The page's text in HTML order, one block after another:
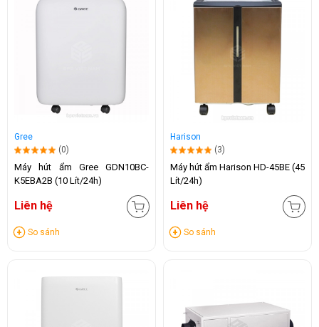
Gree
(0)
Máy hút ẩm Gree GDN10BC-
K5EBA2B (10 Lít/24h)
Liên hệ
So sánh
Harison
(3)
Máy hút ẩm Harison HD-45BE (45
Lít/24h)
Liên hệ
So sánh